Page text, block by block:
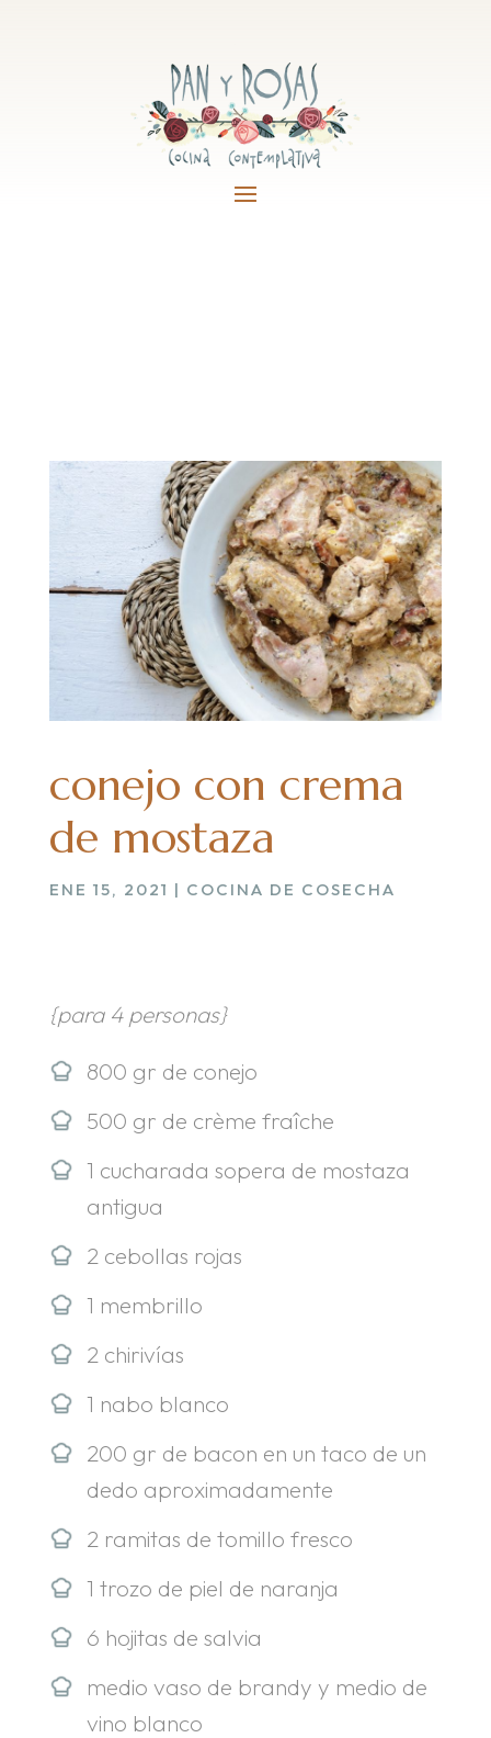
conejo con crema
de mostaza
ENE 15, 2021 | COCINA DE COSECHA
{para 4 personas}
800 gr de conejo
500 gr de crème fraîche
1 cucharada sopera de mostaza
antigua
2 cebollas rojas
1 membrillo
2 chirivías
1 nabo blanco
200 gr de bacon en un taco de un
dedo aproximadamente
2 ramitas de tomillo fresco
1 trozo de piel de naranja
6 hojitas de salvia
medio vaso de brandy y medio de
vino blanco